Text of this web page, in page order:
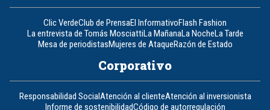
Clic VerdeClub de PrensaEl InformativoFlash Fashion
La entrevista de Tomás MosciattiLa MañanaLa NocheLa Tarde
Mesa de periodistasMujeres de AtaqueRazón de Estado
Corporativo
Responsabilidad SocialAtención al clienteAtención al inversionista
Informe de sostenibilidadCódigo de autorregulación